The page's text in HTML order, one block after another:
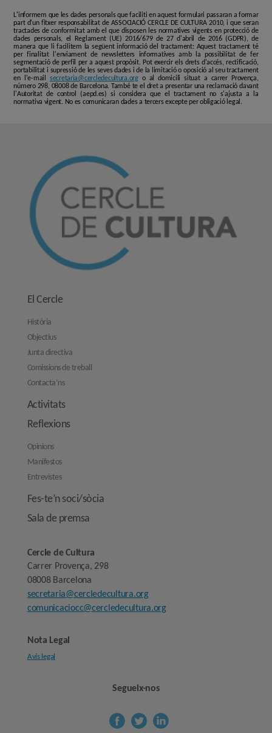
L'informem que les dades personals que faciliti en aquest formulari passaran a formar
part d'un fitxer responsabilitat de ASSOCIACIÓ CERCLE DE CULTURA 2010, i que seran
tractades de conformitat amb el que disposen les normatives vigents en protecció de
dades personals, el Reglament (UE) 2016/679 de 27 d'abril de 2016 (GDPR), de
manera que li facilitem la següent informació del tractament: Aquest tractament té
per finalitat l'enviament de newsletters informatives amb la possibilitat de fer
segmentació de perfil per a aquest propòsit. Pot exercir els drets d'accés, rectificació,
portabilitat i supressió de les seves dades i de la limitació o oposició al seu tractament
en l'e-mail secretaria@cercledecultura.orgo al domicili situat a carrer Provença,
número 298, 08008 de Barcelona. També te el dret a presentar una reclamació davant
l'Autoritat de control (aepd.es) si considera que el tractament no s'ajusta a la
normativa vigent. No es comunicaran dades a tercers excepte per obligació legal.
El Cercle
Història
Objectius
Junta directiva
Comissions de treball
Contacta’ns
Activitats
Reflexions
Opinions
Manifestos
Entrevistes
Fes-te’n soci/sòcia
Sala de premsa
Cercle de Cultura
Carrer Provença, 298
08008 Barcelona
secretaria@cercledecultura.org
comunicaciocc@cercledecultura.org
Nota Legal
Avís legal
Segueix-nos